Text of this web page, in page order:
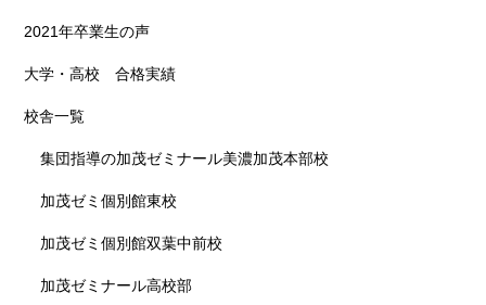
2021年卒業生の声
大学・高校 合格実績
校舎一覧
集団指導の加茂ゼミナール美濃加茂本部校
加茂ゼミ個別館東校
加茂ゼミ個別館双葉中前校
加茂ゼミナール高校部